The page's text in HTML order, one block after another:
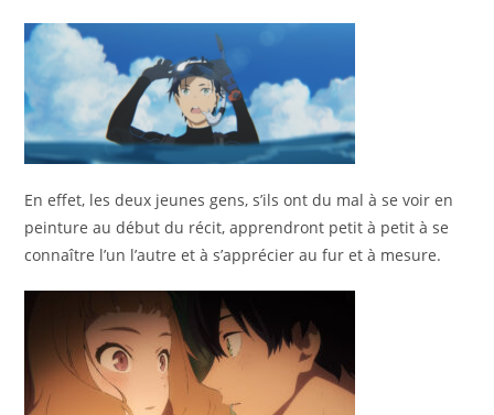
En effet, les deux jeunes gens, s’ils ont du mal à se voir en
peinture au début du récit, apprendront petit à petit à se
connaître l’un l’autre et à s’apprécier au fur et à mesure.